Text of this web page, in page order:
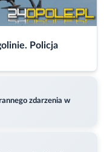
Policja
zdarzenia w